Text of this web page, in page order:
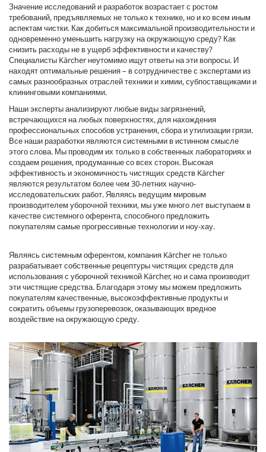
Значение исследований и разработок возрастает с ростом
требований, предъявляемых не только к технике, но и ко всем иным
аспектам чистки. Как добиться максимальной производительности и
одновременно уменьшить нагрузку на окружающую среду? Как
снизить расходы не в ущерб эффективности и качеству?
Специалисты Kärcher неутомимо ищут ответы на эти вопросы. И
находят оптимальные решения – в сотрудничестве с экспертами из
самых разнообразных отраслей техники и химии, субпоставщиками и
клининговыми компаниями.
Наши эксперты анализируют любые виды загрязнений,
встречающихся на любых поверхностях, для нахождения
профессиональных способов устранения, сбора и утилизации грязи.
Все наши разработки являются системными в истинном смысле
этого слова. Мы проводим их только в собственных лабораториях и
создаем решения, продуманные со всех сторон. Высокая
эффективность и экономичность чистящих средств Kärcher
являются результатом более чем 30-летних научно-
исследовательских работ. Являясь ведущим мировым
производителем уборочной техники, мы уже много лет выступаем в
качестве системного оферента, способного предложить
покупателям самые прогрессивные технологии и ноу-хау.
Являясь системным оферентом, компания Kärcher не только
разрабатывает собственные рецептуры чистящих средств для
использования с уборочной техникой Kärcher, но и сама производит
эти чистящие средства. Благодаря этому мы можем предложить
покупателям качественные, высокоэффективные продукты и
сократить объемы грузоперевозок, оказывающих вредное
воздействие на окружающую среду.